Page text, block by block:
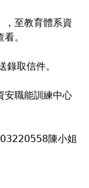
，至教育體系資
。
取信件。
安職能訓練中心
陳小姐